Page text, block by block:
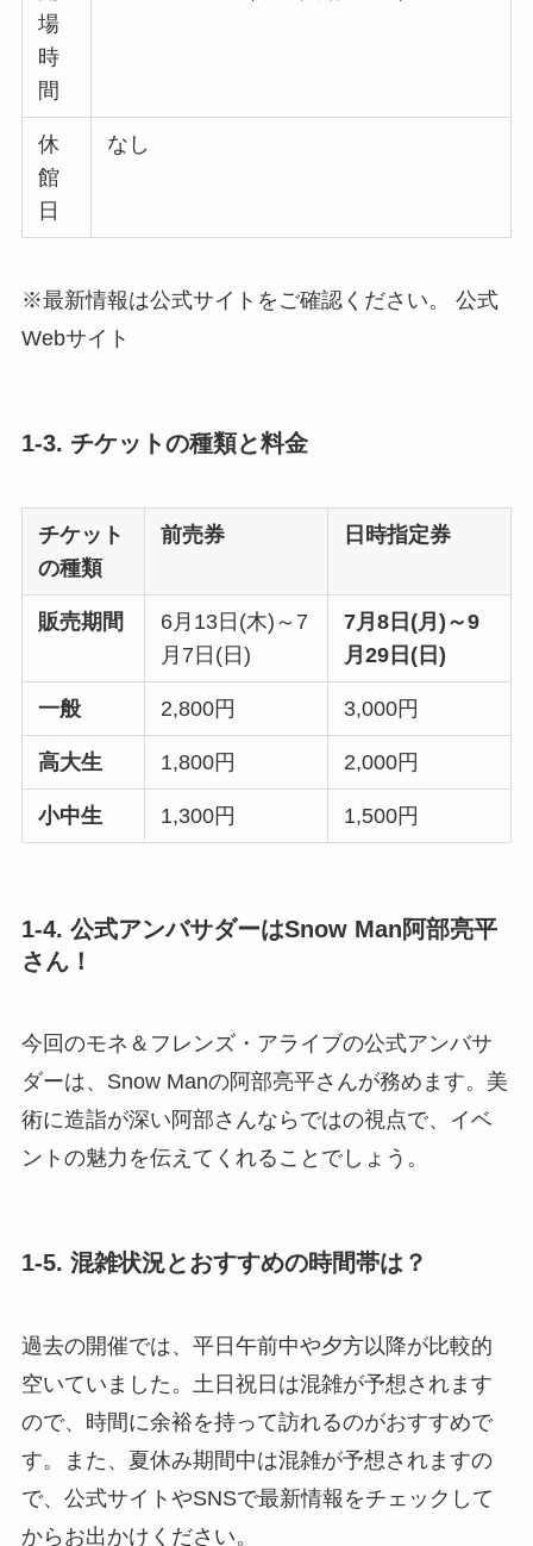
場
時
間
休
館
日
なし
※最新情報は公式サイトをご確認ください。 公式
Webサイト
1-3. チケットの種類と料金
チケット
の種類
前売券 日時指定券
販売期間
6月13日(木)～7
月7日(日)
7月8日(月)～9
月29日(日)
一般 2,800円 3,000円
高大生 1,800円 2,000円
小中生 1,300円 1,500円
1-4. 公式アンバサダーはSnow Man阿部亮平
さん！
今回のモネ＆フレンズ・アライブの公式アンバサ
ダーは、Snow Manの阿部亮平さんが務めます。美
術に造詣が深い阿部さんならではの視点で、イベ
ントの魅力を伝えてくれることでしょう。
1-5. 混雑状況とおすすめの時間帯は？
過去の開催では、平日午前中や夕方以降が比較的
空いていました。土日祝日は混雑が予想されます
ので、時間に余裕を持って訪れるのがおすすめで
す。また、夏休み期間中は混雑が予想されますの
で、公式サイトやSNSで最新情報をチェックして
からお出かけください。